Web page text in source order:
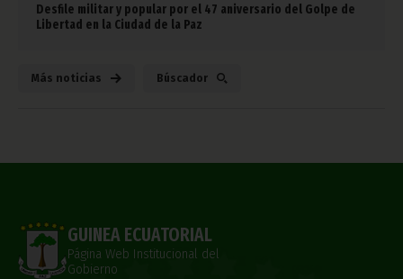
Desfile militar y popular por el 47 aniversario del Golpe de
Libertad en la Ciudad de la Paz
Más noticias Búscador
GUINEA ECUATORIAL
Página Web Institucional del
Gobierno